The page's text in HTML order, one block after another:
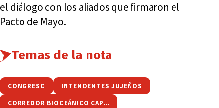
el diálogo con los aliados que firmaron el
Pacto de Mayo.
Temas de la nota
CONGRESO INTENDENTES JUJEÑOS
CORREDOR BIOCEÁNICO CAPRICORNIO